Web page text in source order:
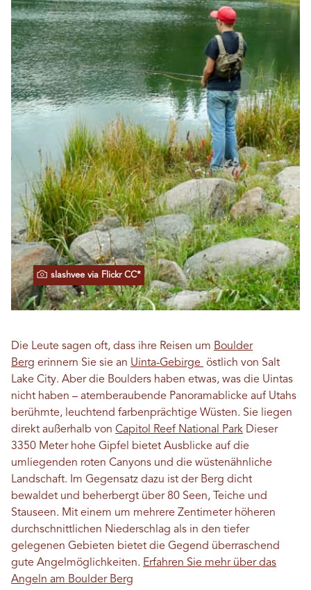
slashvee via Flickr CC*
Die Leute sagen oft, dass ihre Reisen um Boulder
Berg erinnern Sie sie an Uinta-Gebirge östlich von Salt
Lake City. Aber die Boulders haben etwas, was die Uintas
nicht haben – atemberaubende Panoramablicke auf Utahs
berühmte, leuchtend farbenprächtige Wüsten. Sie liegen
direkt außerhalb von Capitol Reef National Park Dieser
3350 Meter hohe Gipfel bietet Ausblicke auf die
umliegenden roten Canyons und die wüstenähnliche
Landschaft. Im Gegensatz dazu ist der Berg dicht
bewaldet und beherbergt über 80 Seen, Teiche und
Stauseen. Mit einem um mehrere Zentimeter höheren
durchschnittlichen Niederschlag als in den tiefer
gelegenen Gebieten bietet die Gegend überraschend
gute Angelmöglichkeiten. Erfahren Sie mehr über das
Angeln am Boulder Berg